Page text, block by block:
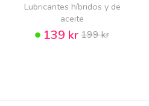
Lubricantes híbridos y de
aceite
139 kr199 kr